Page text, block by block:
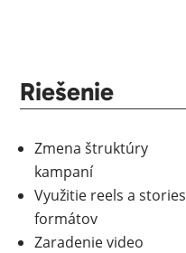
Riešenie
Zmena štruktúry
kampaní
Využitie reels a stories
formátov
Zaradenie video